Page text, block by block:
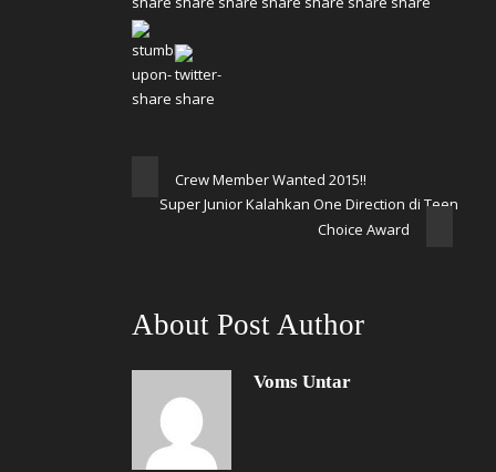
Crew Member Wanted 2015!!
Super Junior Kalahkan One Direction di Teen
Choice Award
About Post Author
Voms Untar